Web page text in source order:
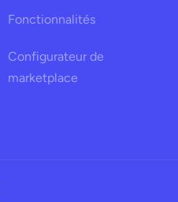
Fonctionnalités
Configurateur de
marketplace